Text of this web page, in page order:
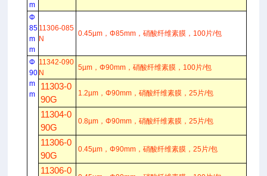
m
Φ
85
m
m
11306-085
N
0.45µm，Φ85mm，硝酸纤维素膜，100片/包
Φ
90
m
m
11342-090
N
5µm，Φ90mm，硝酸纤维素膜，100片/包
11303-0
90G
1.2µm，Φ90mm，硝酸纤维素膜，25片/包
11304-0
90G
0.8µm，Φ90mm，硝酸纤维素膜，25片/包
11306-0
90G
0.45µm，Φ90mm，硝酸纤维素膜，25片/包
11306-0